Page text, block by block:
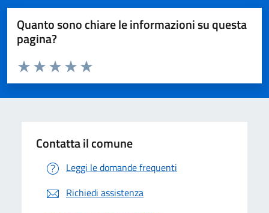
Quanto sono chiare le informazioni su questa
pagina?
Valuta da 1 a 5 stelle la pagina
Valuta 5 stelle su 5
Valuta 4 stelle su 5
Valuta 3 stelle su 5
Valuta 2 stelle su 5
Valuta 1 stelle su 5
Contatta il comune
Leggi le domande frequenti
Richiedi assistenza